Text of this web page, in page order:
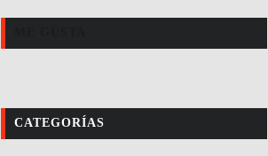
CATEGORÍAS